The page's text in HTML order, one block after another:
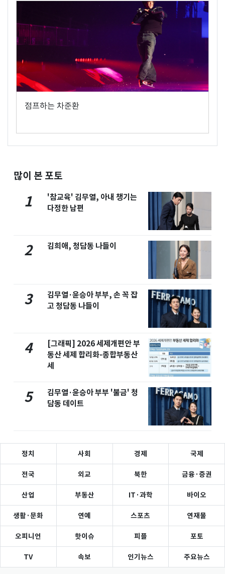
점프하는 차준환
많이 본 포토
1
'참교육' 김무열, 아내 챙기는
다정한 남편
2 김희애, 청담동 나들이
3
김무열·윤승아 부부, 손 꼭 잡
고 청담동 나들이
4
[그래픽] 2026 세제개편안 부
동산 세제 합리화-종합부동산
세
5
김무열·윤승아 부부 '불금' 청
담동 데이트
정치 사회 경제 국제
전국 외교 북한 금융·증권
산업 부동산 IT·과학 바이오
생활·문화 연예 스포츠 연재물
오피니언 핫이슈 피플 포토
TV 속보 인기뉴스 주요뉴스